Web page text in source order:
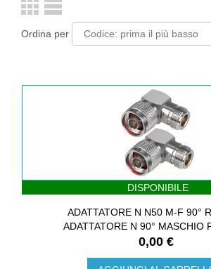
Ordina per
DISPONIBILE
ADATTATORE N N50 M-F 90°
ADATTATORE N 90° MASCHIO
0,00 €